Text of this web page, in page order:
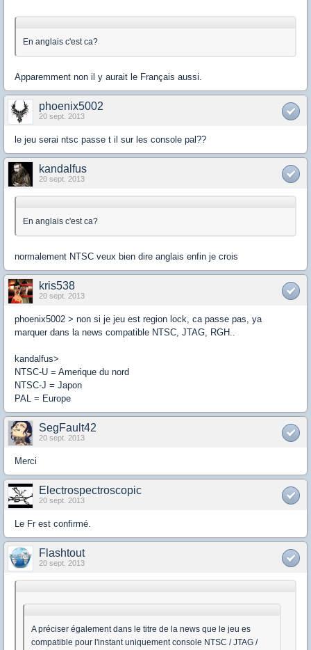
En anglais c'est ca?
Apparemment non il y aurait le Français aussi.
phoenix5002
20 sept. 2013
le jeu serai ntsc passe t il sur les console pal??
kandalfus
20 sept. 2013
En anglais c'est ca?
normalement NTSC veux bien dire anglais enfin je crois
kris538
20 sept. 2013
phoenix5002 > non si je jeu est region lock, ca passe pas, ya
marquer dans la news compatible NTSC, JTAG, RGH..
kandalfus>
NTSC-U = Amerique du nord
NTSC-J = Japon
PAL = Europe
SegFault42
20 sept. 2013
Merci
Electrospectroscopic
20 sept. 2013
Le Fr est confirmé.
Flashtout
20 sept. 2013
A préciser également dans le titre de la news que le jeu es
compatible pour l'instant uniquement console NTSC / JTAG /